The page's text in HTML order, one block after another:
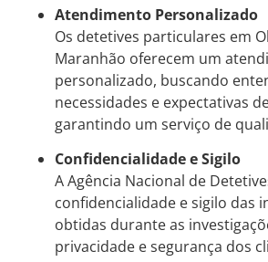
Atendimento Personalizado
Os detetives particulares em
Maranhão oferecem um
personalizado, buscando
necessidades e expectativas
garantindo um serviço de
Confidencialidade e Sigilo
A Agência Nacional de
confidencialidade e sigilo das
obtidas durante as
privacidade e segurança dos